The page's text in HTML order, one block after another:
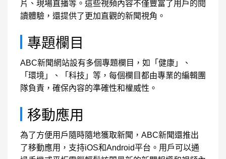
片、現場直播等。這些視頻內容不僅豐富了用戶的閱
讀體驗，還提供了更加直觀的新聞視角。
專題欄目
ABC新聞網站設有多個專題欄目，如「健康」、
「環境」、「科技」等，每個欄目都由專業的編輯團
隊負責，確保內容的準確性和權威性。
移動應用
為了方便用戶隨時隨地獲取新聞，ABC新聞還推出
了移動應用，支持iOS和Android平台。用戶可以通